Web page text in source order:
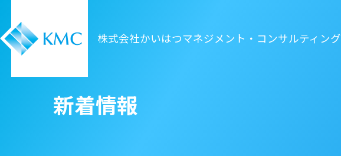
株式会社かいはつマネジメント・コンサルティング
新着情報